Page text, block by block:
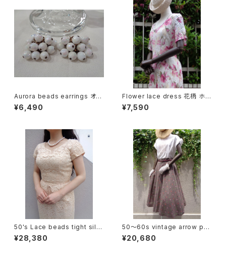
Aurora beads earrings オー
ロラ ビーズ イヤリング
¥6,490
Flower lace dress 花柄 ホワ
イト レース ワンピース
¥7,590
50's Lace beads tight silh
ouette dress レースビーズタ
イトワンピース
¥28,380
50〜60s vintage arrow pat
tern flare skirt 50〜60年代
ヴィンテージ アロー柄 フレアス
¥20,680